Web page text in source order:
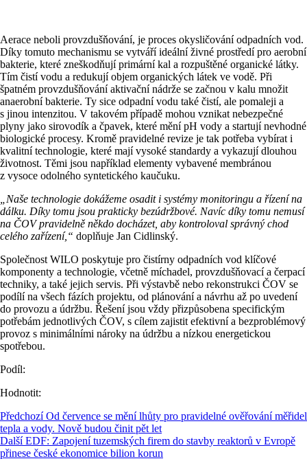
Aerace neboli provzdušňování, je proces okysličování odpadních vod.
Díky tomuto mechanismu se vytváří ideální živné prostředí pro aerobní
bakterie, které zneškodňují primární kal a rozpuštěné organické látky.
Tím čistí vodu a redukují objem organických látek ve vodě. Při
špatném provzdušňování aktivační nádrže se začnou v kalu množit
anaerobní bakterie. Ty sice odpadní vodu také čistí, ale pomaleji a
s jinou intenzitou. V takovém případě mohou vznikat nebezpečné
plyny jako sirovodík a čpavek, které mění pH vody a startují nevhodné
biologické procesy. Kromě pravidelné revize je tak potřeba vybírat i
kvalitní technologie, které mají vysoké standardy a vykazují dlouhou
životnost. Těmi jsou například elementy vybavené membránou
z vysoce odolného syntetického kaučuku.
„Naše technologie dokážeme osadit i systémy monitoringu a řízení na
dálku. Díky tomu jsou prakticky bezúdržbové. Navíc díky tomu nemusí
na ČOV pravidelně někdo docházet, aby kontroloval správný chod
celého zařízení,“ doplňuje Jan Cidlinský.
Společnost WILO poskytuje pro čistírny odpadních vod klíčové
komponenty a technologie, včetně míchadel, provzdušňovací a čerpací
techniky, a také jejich servis. Při výstavbě nebo rekonstrukci ČOV se
podílí na všech fázích projektu, od plánování a návrhu až po uvedení
do provozu a údržbu. Řešení jsou vždy přizpůsobena specifickým
potřebám jednotlivých ČOV, s cílem zajistit efektivní a bezproblémový
provoz s minimálními nároky na údržbu a nízkou energetickou
spotřebou.
Podíl:
Hodnotit:
Předchozí Od července se mění lhůty pro pravidelné ověřování měřidel
tepla a vody. Nově budou činit pět let
Další EDF: Zapojení tuzemských firem do stavby reaktorů v Evropě
přinese české ekonomice bilion korun